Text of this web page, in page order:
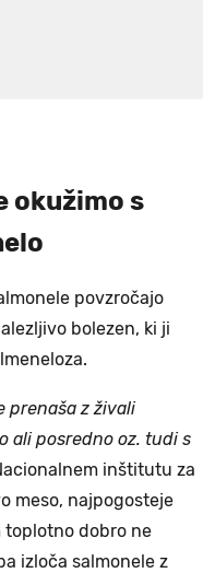
okužimo s
povzročajo
bolezen, ki ji
prenaša z živali
ali posredno oz. tudi s
inštitutu za
meso, najpogosteje
toplotno dobro ne
izloča salmonele z